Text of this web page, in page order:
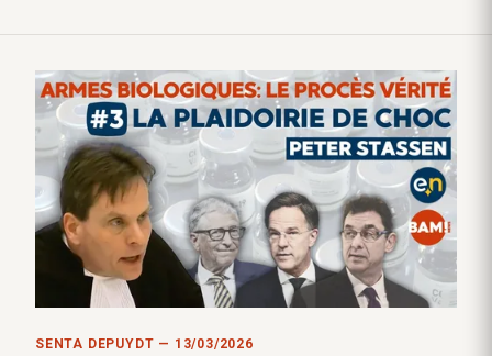
SENTA DEPUYDT — 13/03/2026